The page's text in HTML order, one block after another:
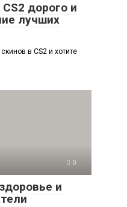
дорого и
лучших
в CS2 и хотите
0
и